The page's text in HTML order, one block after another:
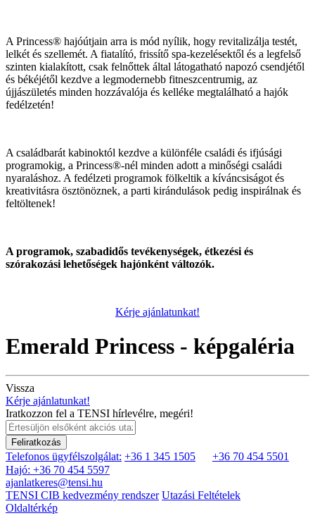
A Princess® hajóútjain arra is mód nyílik, hogy revitalizálja testét,
lelkét és szellemét. A fiatalító, frissítő spa-kezelésektől és a legfelső
szinten kialakított, csak felnőttek által látogatható napozó csendjétől
és békéjétől kezdve a legmodernebb fitneszcentrumig, az
újjászületés minden hozzávalója és kelléke megtalálható a hajók
fedélzetén!
A családbarát kabinoktól kezdve a különféle családi és ifjúsági
programokig, a Princess®-nél minden adott a minőségi családi
nyaraláshoz. A fedélzeti programok fölkeltik a kíváncsiságot és
kreativitásra ösztönöznek, a parti kirándulások pedig inspirálnak és
feltöltenek!
A programok, szabadidős tevékenységek, étkezési és
szórakozási lehetőségek hajónként változók.
Kérje ajánlatunkat!
Emerald Princess - képgaléria
Vissza
Kérje ajánlatunkat!
Iratkozzon fel a TENSI hírlevélre, megéri!
Feliratkozás
Telefonos ügyfélszolgálat: +36 1 345 1505
+36 70 454 5501
Hajó: +36 70 454 5597
ajanlatkeres@tensi.hu
TENSI CIB kedvezmény rendszer Utazási Feltételek
Oldaltérkép